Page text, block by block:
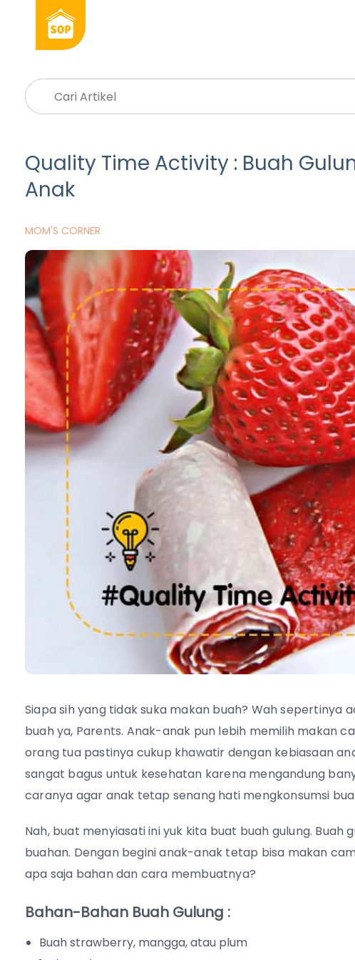
Quality Time Activity : Buah
Anak
MOM'S CORNER
Siapa sih yang tidak suka makan buah? Wah sepertinya
buah ya, Parents. Anak-anak pun lebih memilih makan
orang tua pastinya cukup khawatir dengan kebiasaan
sangat bagus untuk kesehatan karena mengandung
caranya agar anak tetap senang hati mengkonsumsi
Nah, buat menyiasati ini yuk kita buat buah gulung. Buah
buahan. Dengan begini anak-anak tetap bisa makan
apa saja bahan dan cara membuatnya?
Bahan-Bahan Buah Gulung :
Buah strawberry, mangga, atau plum